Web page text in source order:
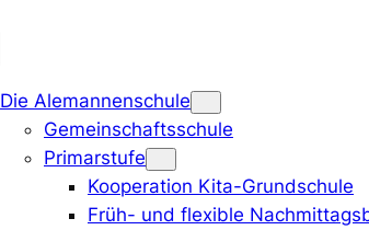
Die Alemannenschule
Gemeinschaftsschule
Primarstufe
Kooperation Kita-Grundschule
Früh- und flexible